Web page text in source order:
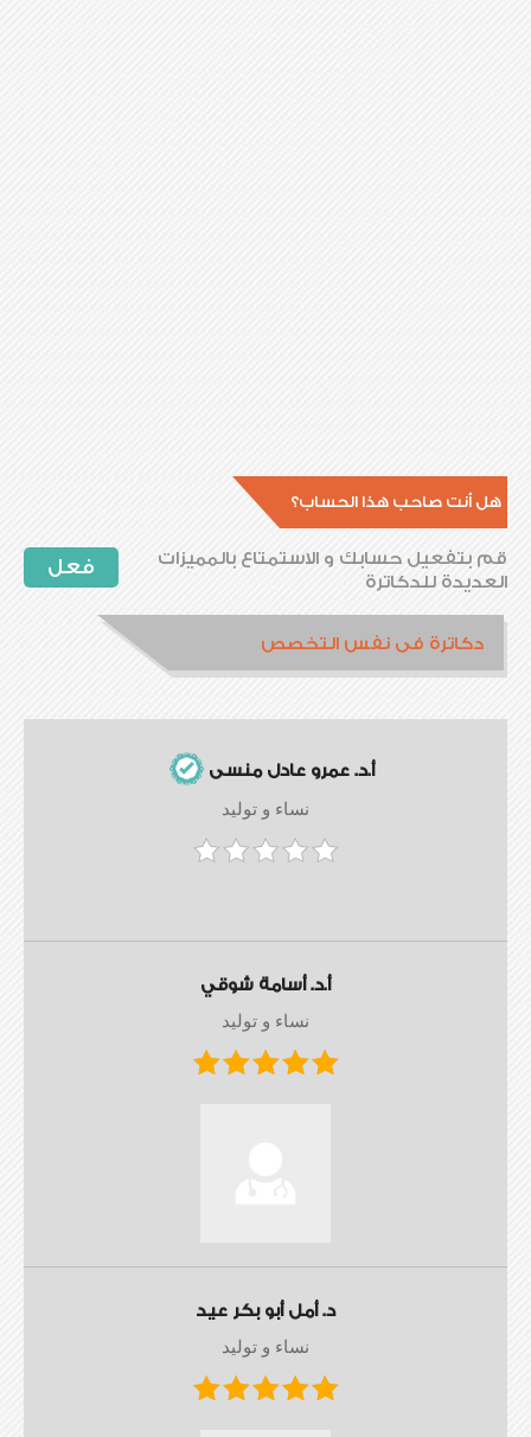
هل أنت صاحب هذا الحساب؟
فعل
قم بتفعيل حسابك و الاستمتاع بالمميزات
العديدة للدكاترة
دكاترة فى نفس التخصص
أ.د. عمرو عادل منسى
نساء و توليد
أ.د. أسامة شوقي
نساء و توليد
د. أمل أبو بكر عيد
نساء و توليد